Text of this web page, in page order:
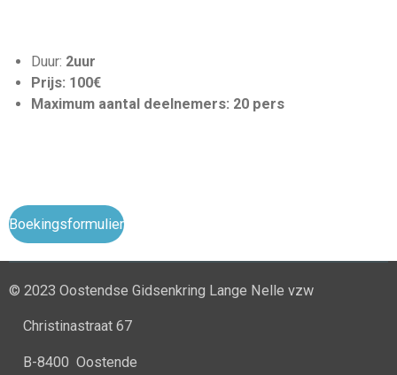
Duur: 2uur
Prijs: 100€
Maximum aantal deelnemers: 20 pers
Boekingsformulier
© 2023 Oostendse Gidsenkring Lange Nelle vzw
Christinastraat 67
B-8400 Oostende